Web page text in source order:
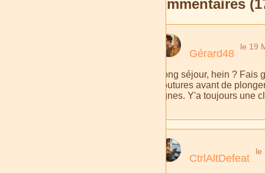
Commentaires
Gérard48
le 19
Long séjour, hein ?
coutures avant de
lignes. Y'a toujours une
CtrlAltDefeat
le